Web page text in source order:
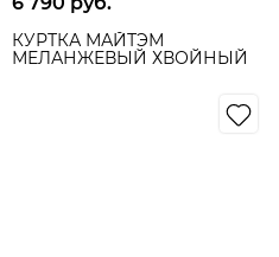
КУРТКА МАЙТЭМ
МЕЛАНЖЕВЫЙ ХВОЙНЫЙ